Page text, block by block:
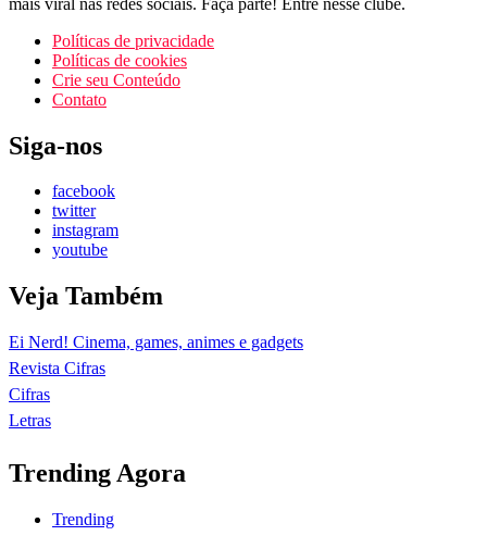
Políticas de privacidade
Políticas de cookies
Crie seu Conteúdo
Contato
Siga-nos
facebook
twitter
instagram
youtube
Veja Também
Ei Nerd! Cinema, games, animes e gadgets
Revista Cifras
Cifras
Letras
Trending Agora
Trending